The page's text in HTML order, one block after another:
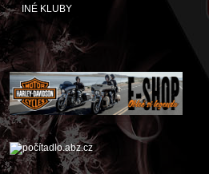
INÉ KLUBY